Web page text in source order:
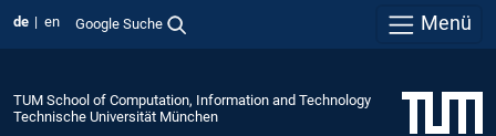
de en Google Suche Menü
TUM School of Computation, Information and Technology
Technische Universität München